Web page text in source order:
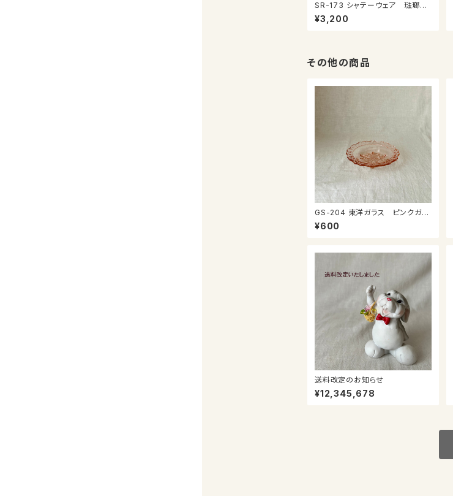
SR-173 シャテーウェア 琺瑯な
べ
¥3,200
その他の商品
GS-204 東洋ガラス ピンクガラ
スのプレート
¥600
送料改定のお知らせ
¥12,345,678